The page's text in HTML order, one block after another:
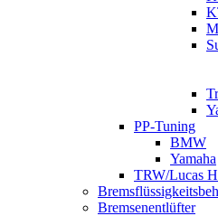
PP-Tuning
BMW
Yamaha
TRW/Lucas
Bremsenentlüfter